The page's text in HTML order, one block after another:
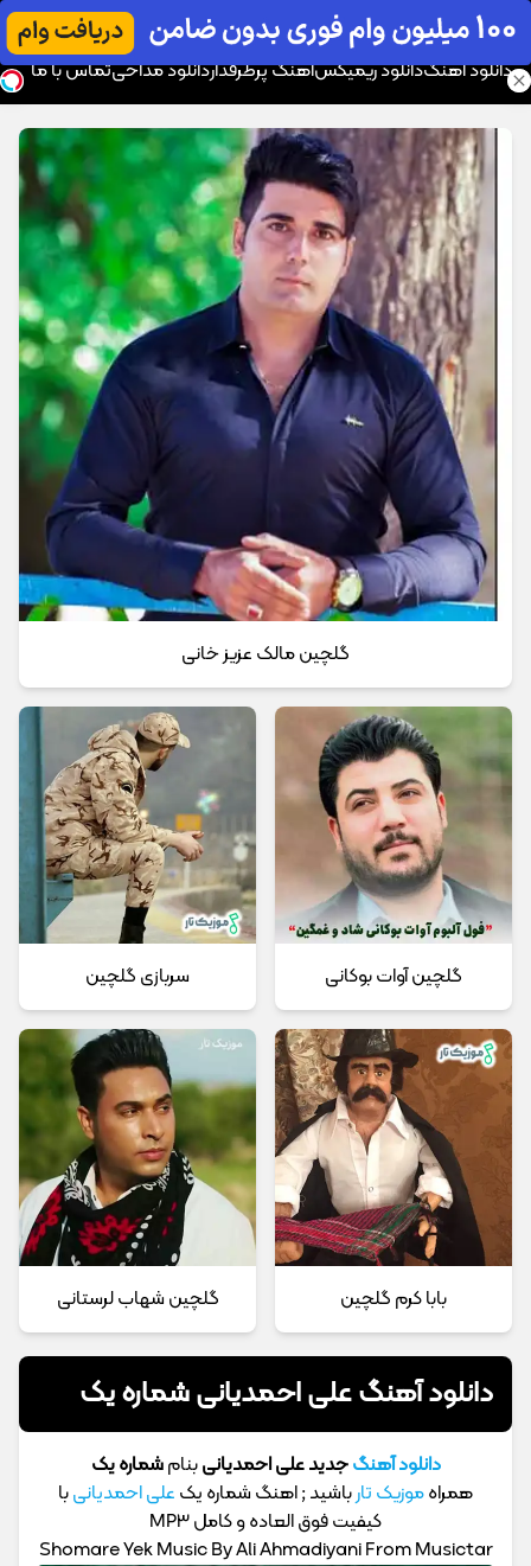
موزیک تار
دانلود آهنگدانلود ریمیکسآهنگ پرطرفداردانلود مداحیتماس با ما
گلچین مالک عزیز خانی
گلچین آوات بوکانی سربازی گلچین
بابا کرم گلچین گلچین شهاب لرستانی
دانلود آهنگ علی احمدیانی شماره یک
دانلود آهنگجدید علی احمدیانیبنامشماره یک
همراهموزیک تارباشید ; اهنگ شماره یک علی احمدیانیبا
کیفیت فوق العاده و کامل MP3
Shomare Yek Music By Ali Ahmadiyani From Musictar